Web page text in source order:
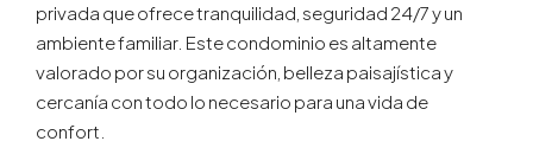
privada que ofrece tranquilidad, seguridad 24/7 y un
ambiente familiar. Este condominio es altamente
valorado por su organización, belleza paisajística y
cercanía con todo lo necesario para una vida de
confort.